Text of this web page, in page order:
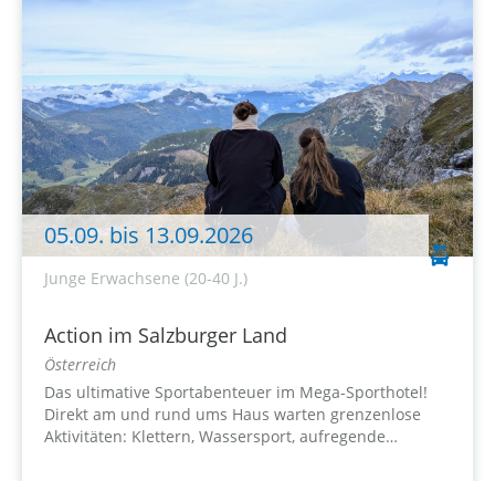
05.09. bis 13.09.2026
Junge Erwachsene (20-40 J.)
Action im Salzburger Land
Österreich
Das ultimative Sportabenteuer im Mega-Sporthotel!
Direkt am und rund ums Haus warten grenzenlose
Aktivitäten: Klettern, Wassersport, aufregende